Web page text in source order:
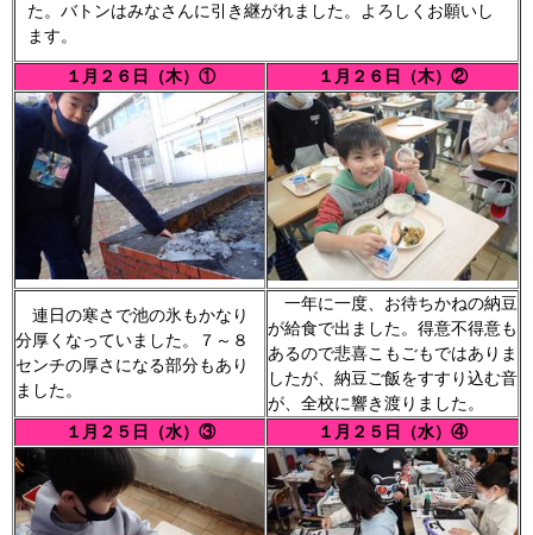
た。バトンはみなさんに引き継がれました。よろしくお願いし
ます。
１月２６日（木）① １月２６日（木）②
連日の寒さで池の氷もかなり
分厚くなっていました。７～８
センチの厚さになる部分もあり
ました。
一年に一度、お待ちかねの納豆
が給食で出ました。得意不得意も
あるので悲喜こもごもではありま
したが、納豆ご飯をすすり込む音
が、全校に響き渡りました。
１月２５日（水）③
１月２５日（水）④